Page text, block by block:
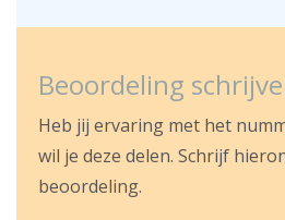
Beoordeling
Heb jij ervaring met het
wil je deze delen. Schrijf
beoordeling.